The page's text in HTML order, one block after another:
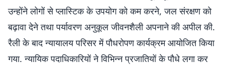
उन्होंने लोगों से प्लास्टिक के उपयोग को कम करने, जल संरक्षण को
बढ़ावा देने तथा पर्यावरण अनुकूल जीवनशैली अपनाने की अपील की.
रैली के बाद न्यायालय परिसर में पौधरोपण कार्यक्रम आयोजित किया
गया. न्यायिक पदाधिकारियों ने विभिन्न प्रजातियों के पौधे लगा कर